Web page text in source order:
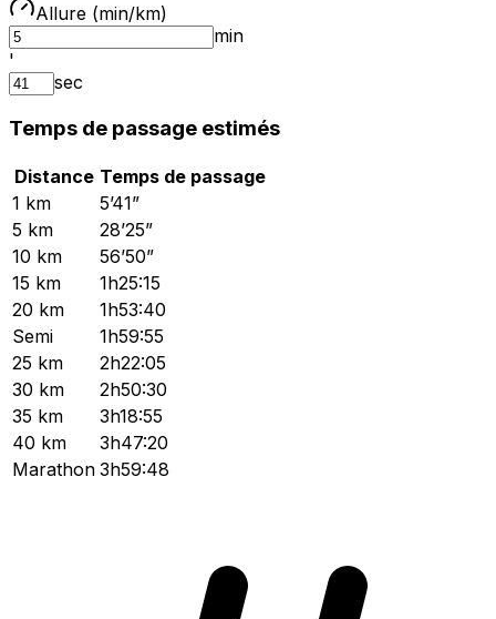
Allure (min/km)
min
'
sec
Temps de passage estimés
Distance Temps de passage
1 km
5’41”
5 km
28’25”
10 km
56’50”
15 km
1h25:15
20 km
1h53:40
Semi
1h59:55
25 km
2h22:05
30 km
2h50:30
35 km
3h18:55
40 km
3h47:20
Marathon 3h59:48